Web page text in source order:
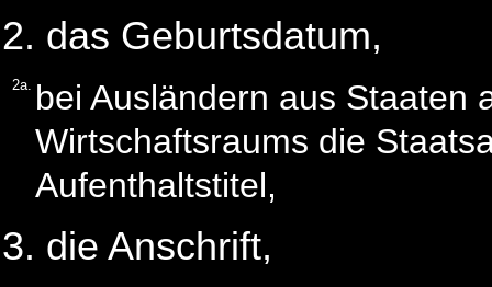
das Geburtsdatum,
2a. bei Ausländern aus Staaten
Wirtschaftsraums die
Aufenthaltstitel,
die Anschrift,